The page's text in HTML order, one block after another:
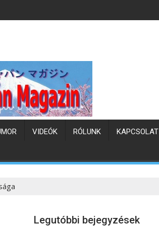
hőhullám
VIDEÓK RÓLUNK KAPCSOLAT
Legutóbbi bejegyzések